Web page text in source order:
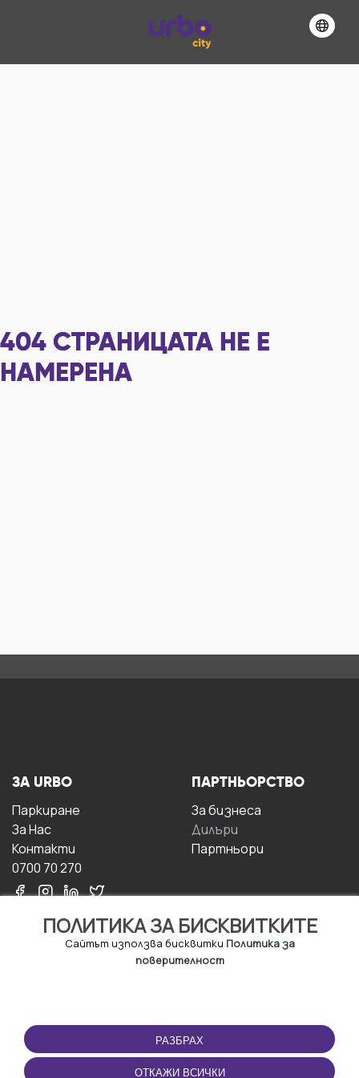
404 СТРАНИЦАТА НЕ Е
НАМЕРЕНА
ПОЛИТИКА ЗА БИСКВИТКИТЕ
Сайтът използва бисквитки Политика за
поверителност
РАЗБРАХ
ОТКАЖИ ВСИЧКИ
ЗА URBO
Паркиране
За Hас
Контакти
0700 70 270
ПАРТНЬОРСТВО
За бизнесa
Дилъри
Партньори
ПОЛЗВАНЕ
Правила и условия за
ползване
ПРИЛОЖЕНИЕТО